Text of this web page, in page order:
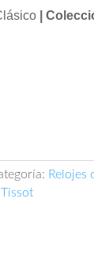
|
Relojes
Tissot